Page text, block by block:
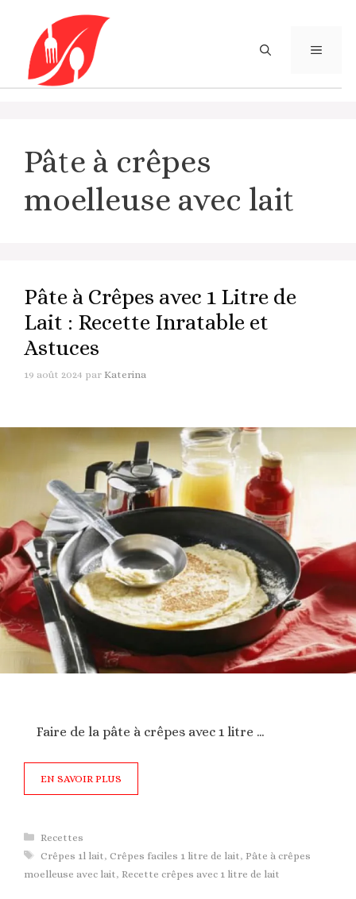
contenu
MENU
Pâte à crêpes
moelleuse avec lait
Pâte à Crêpes avec 1 Litre de
Lait : Recette Inratable et
Astuces
19 août 2024 par Katerina
Faire de la pâte à crêpes avec 1 litre …
EN SAVOIR PLUS
Catégories
Recettes
Étiquettes
Crêpes 1l lait, Crêpes faciles 1 litre de lait, Pâte à crêpes
moelleuse avec lait, Recette crêpes avec 1 litre de lait